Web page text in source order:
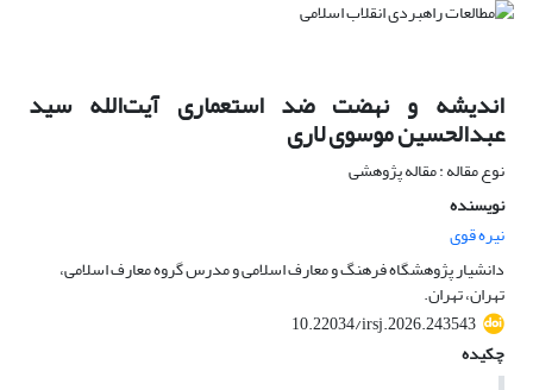
اندیشه و نهضت ضد استعماری آیت‌الله سید
عبدالحسین موسوی لاری
نوع مقاله : مقاله پژوهشی
نویسنده
نیره قوی
دانشیار پژوهشگاه فرهنگ و معارف اسلامی و مدرس گروه معارف اسلامی،
تهران، تهران.
10.22034/irsj.2026.243543
چکیده